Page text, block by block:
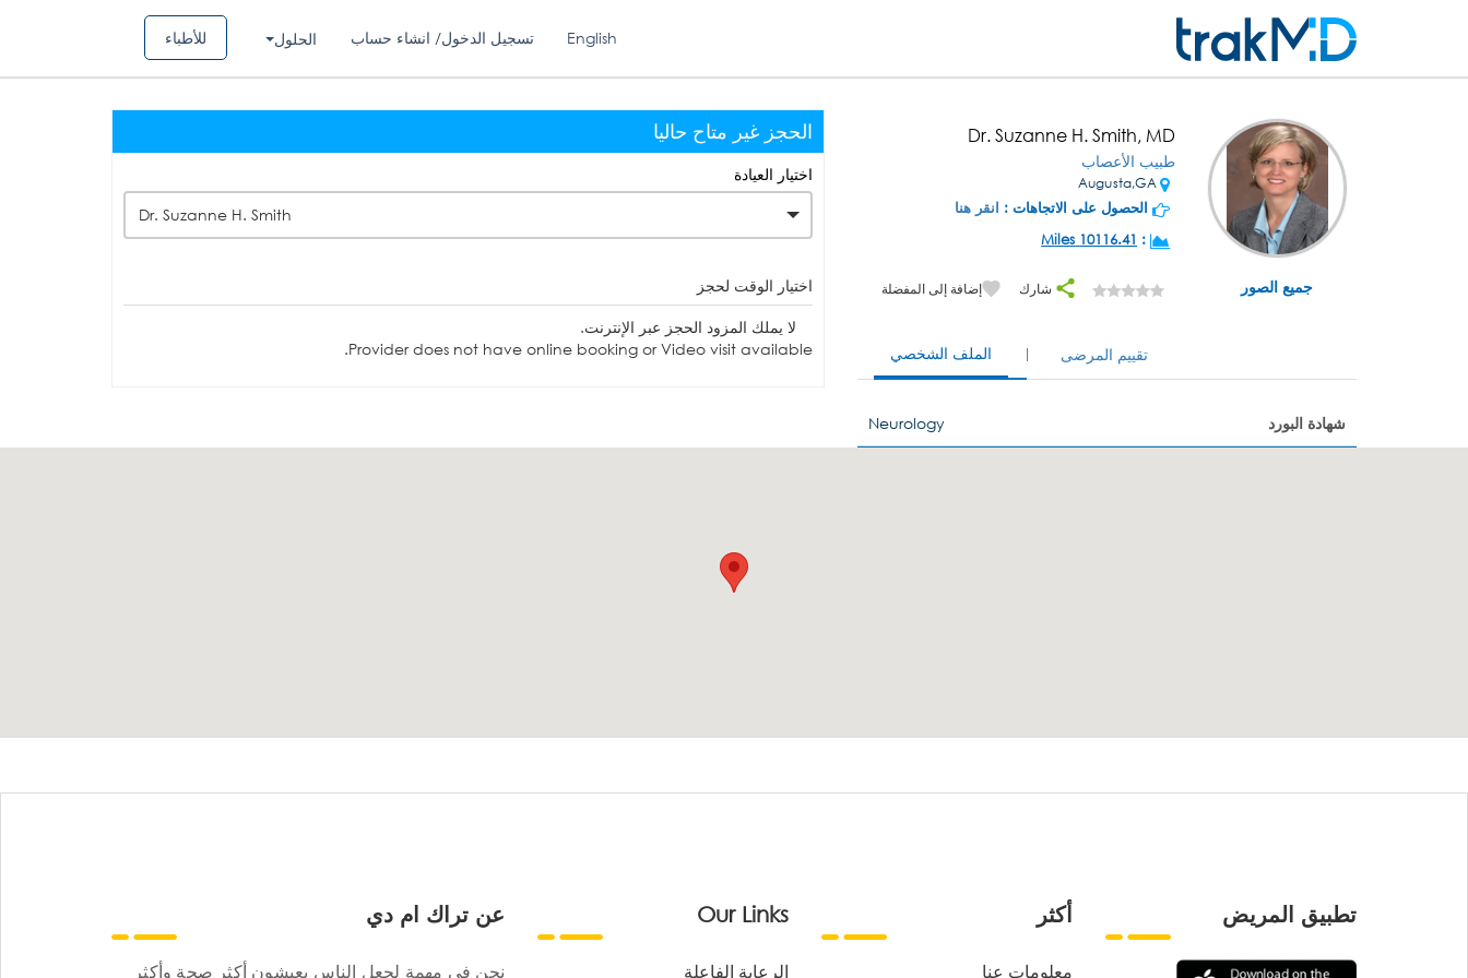
للأطباء الحلول تسجيل الدخول/ انشاء حساب English
جميع الصور
Dr. Suzanne H. Smith, MD
طبيب الأعصاب
Augusta,GA
الحصول على الاتجاهات : انقر هنا
:
10116.41 Miles
شارك إضافة إلى المفضلة
الملف الشخصي تقييم المرضى
شهادة البورد Neurology
الحجز غير متاح حاليا
اختيار العيادة
Dr. Suzanne H. Smith
اختيار الوقت لحجز
لا يملك المزود الحجز عبر الإنترنت.
Provider does not have online booking or Video visit available.
عن تراك ام دي
نحن في مهمة لجعل الناس يعيشون أكثر صحة وأكثر
Our Links
الرعاية الفاعلة
أكثر
معلومات عنا
تطبيق المريض